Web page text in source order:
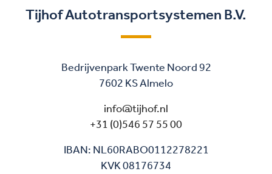
Tijhof Autotransportsystemen B.V.
Bedrijvenpark Twente Noord 92
7602 KS Almelo
info@tijhof.nl
+31 (0)546 57 55 00
IBAN: NL60RABO0112278221
KVK 08176734